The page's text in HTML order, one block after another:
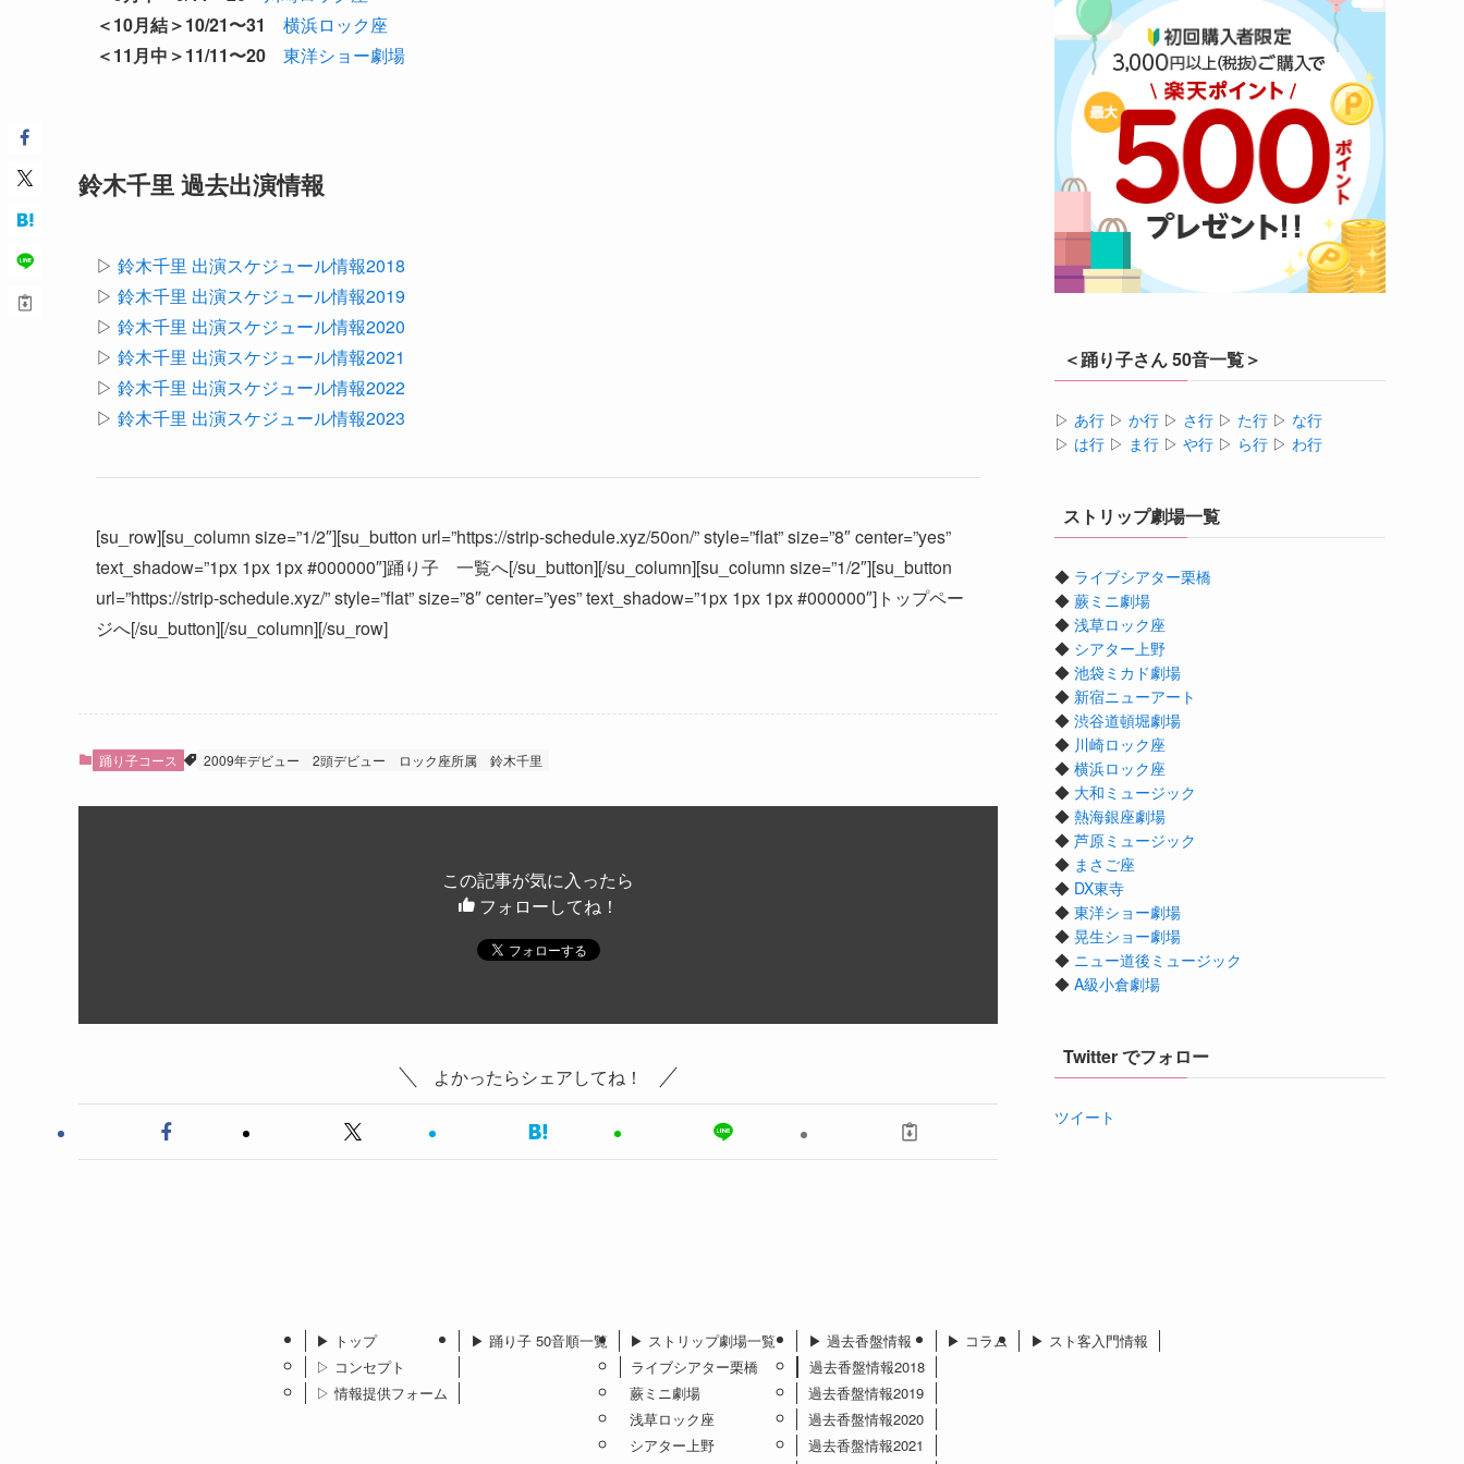
＜10月結＞10/21〜31
横浜ロック座
＜11月中＞11/11〜20
東洋ショー劇場
鈴木千里 過去出演情報
▷ 鈴木千里 出演スケジュール情報2018
▷ 鈴木千里 出演スケジュール情報2019
▷ 鈴木千里 出演スケジュール情報2020
▷ 鈴木千里 出演スケジュール情報2021
▷ 鈴木千里 出演スケジュール情報2022
▷ 鈴木千里 出演スケジュール情報2023
[su_row][su_column size=”1/2″][su_button url=”https://strip-schedule.xyz/50on/” style=”flat” size=”8″ center=”yes”
text_shadow=”1px 1px 1px #000000″]踊り子 一覧へ[/su_button][/su_column][su_column size=”1/2″][su_button
url=”https://strip-schedule.xyz/” style=”flat” size=”8″ center=”yes” text_shadow=”1px 1px 1px #000000″]トップペー
ジへ[/su_button][/su_column][/su_row]
踊り子コース 2009年デビュー 2頭デビュー ロック座所属 鈴木千里
この記事が気に入ったら
フォローしてね！
よかったらシェアしてね！
＜踊り子さん 50音一覧＞
▷ あ行 ▷ か行 ▷ さ行 ▷ た行 ▷ な行
▷ は行 ▷ ま行 ▷ や行 ▷ ら行 ▷ わ行
ストリップ劇場一覧
◆ ライブシアター栗橋
◆ 蕨ミニ劇場
◆ 浅草ロック座
◆ シアター上野
◆ 池袋ミカド劇場
◆ 新宿ニューアート
◆ 渋谷道頓堀劇場
◆ 川崎ロック座
◆ 横浜ロック座
◆ 大和ミュージック
◆ 熱海銀座劇場
◆ 芦原ミュージック
◆ まさご座
◆ DX東寺
◆ 東洋ショー劇場
◆ 晃生ショー劇場
◆ ニュー道後ミュージック
◆ A級小倉劇場
Twitter でフォロー
ツイート
▶︎ トップ
▷ コンセプト
▷ 情報提供フォーム
▶︎ 踊り子 50音順一覧
▶︎ ストリップ劇場一覧
ライブシアター栗橋
蕨ミニ劇場
浅草ロック座
シアター上野
▶︎ 過去香盤情報
過去香盤情報2018
過去香盤情報2019
過去香盤情報2020
過去香盤情報2021
▶︎ コラム ▶︎ スト客入門情報